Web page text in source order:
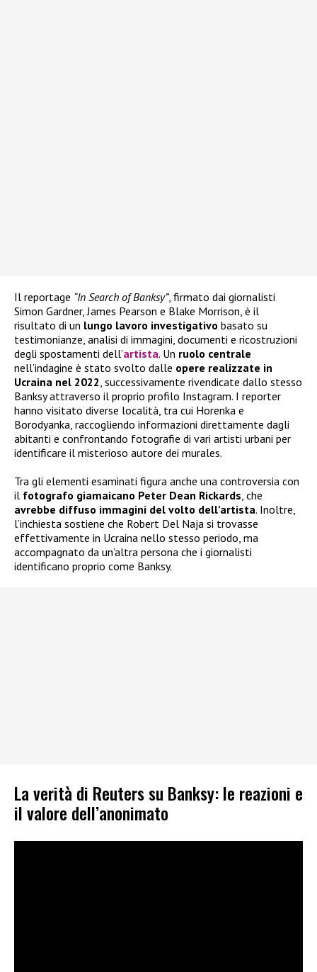
Il reportage “In Search of Banksy”, firmato dai giornalisti
Simon Gardner, James Pearson e Blake Morrison, è il
risultato di un lungo lavoro investigativo basato su
testimonianze, analisi di immagini, documenti e ricostruzioni
degli spostamenti dell’artista. Un ruolo centrale
nell’indagine è stato svolto dalle opere realizzate in
Ucraina nel 2022 , successivamente rivendicate dallo stesso
Banksy attraverso il proprio profilo Instagram. I reporter
hanno visitato diverse località, tra cui Horenka e
Borodyanka, raccogliendo informazioni direttamente dagli
abitanti e confrontando fotografie di vari artisti urbani per
identificare il misterioso autore dei murales.
Tra gli elementi esaminati figura anche una controversia con
il fotografo giamaicano Peter Dean Rickards , che
avrebbe diffuso immagini del volto dell’artista. Inoltre,
l’inchiesta sostiene che Robert Del Naja si trovasse
effettivamente in Ucraina nello stesso periodo, ma
accompagnato da un’altra persona che i giornalisti
identificano proprio come Banksy.
La verità di Reuters su Banksy: le reazioni e
il valore dell’anonimato